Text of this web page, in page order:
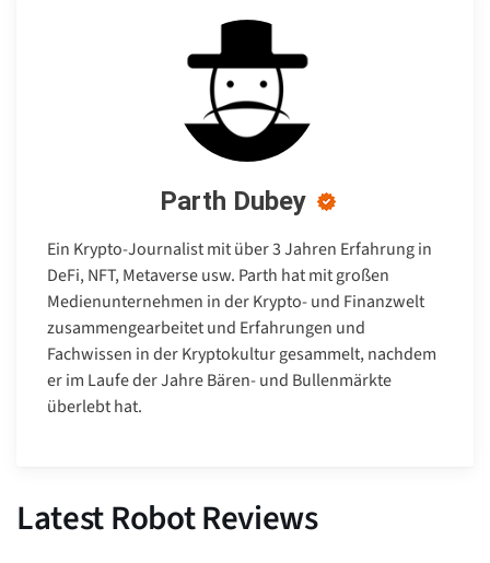
Parth Dubey
Ein Krypto-Journalist mit über 3 Jahren Erfahrung in
DeFi, NFT, Metaverse usw. Parth hat mit großen
Medienunternehmen in der Krypto- und Finanzwelt
zusammengearbeitet und Erfahrungen und
Fachwissen in der Kryptokultur gesammelt, nachdem
er im Laufe der Jahre Bären- und Bullenmärkte
überlebt hat.
Latest Robot Reviews